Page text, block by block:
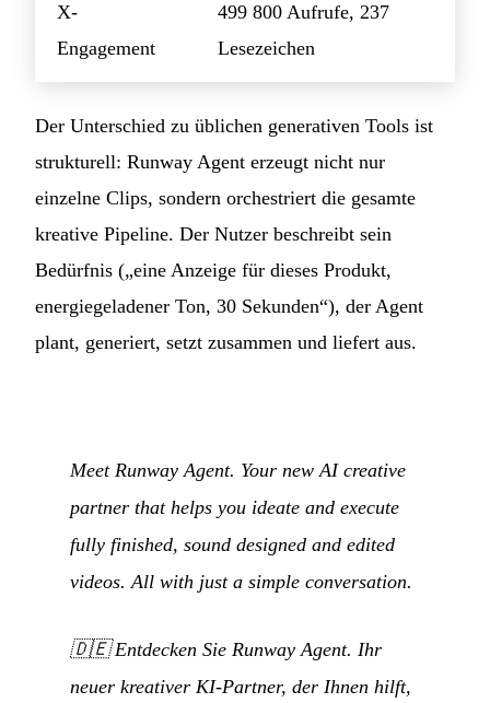
X-
Engagement
499 800 Aufrufe, 237
Lesezeichen
Der Unterschied zu üblichen generativen Tools ist
strukturell: Runway Agent erzeugt nicht nur
einzelne Clips, sondern orchestriert die gesamte
kreative Pipeline. Der Nutzer beschreibt sein
Bedürfnis („eine Anzeige für dieses Produkt,
energiegeladener Ton, 30 Sekunden“), der Agent
plant, generiert, setzt zusammen und liefert aus.
Meet Runway Agent. Your new AI creative
partner that helps you ideate and execute
fully finished, sound designed and edited
videos. All with just a simple conversation.
🇩🇪Entdecken Sie Runway Agent. Ihr
neuer kreativer KI-Partner, der Ihnen hilft,